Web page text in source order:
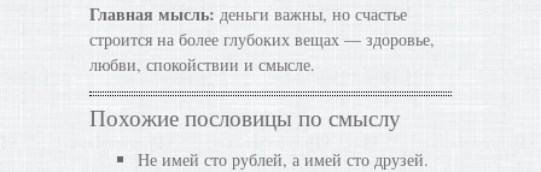
Главная мысль: деньги важны, но счастье
строится на более глубоких вещах — здоровье,
любви, спокойствии и смысле.
Похожие пословицы по смыслу
Не имей сто рублей, а имей сто друзей.